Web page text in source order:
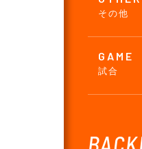
その他
GAME
試合